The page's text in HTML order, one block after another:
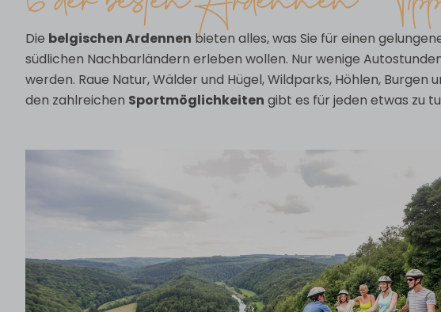
Die belgischen Ardennen bieten alles, was Sie für einen
südlichen Nachbarländern erleben wollen. Nur wenige
werden. Raue Natur, Wälder und Hügel, Wildparks, Höhlen,
den zahlreichen Sportmöglichkeiten gibt es für jeden etwas zu